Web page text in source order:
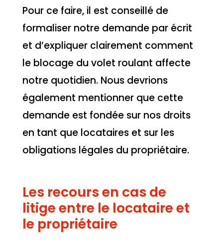
Pour ce faire, il est conseillé de
formaliser notre demande par écrit
et d’expliquer clairement comment
le blocage du volet roulant affecte
notre quotidien. Nous devrions
également mentionner que cette
demande est fondée sur nos droits
en tant que locataires et sur les
obligations légales du propriétaire.
Les recours en cas de
litige entre le locataire et
le propriétaire